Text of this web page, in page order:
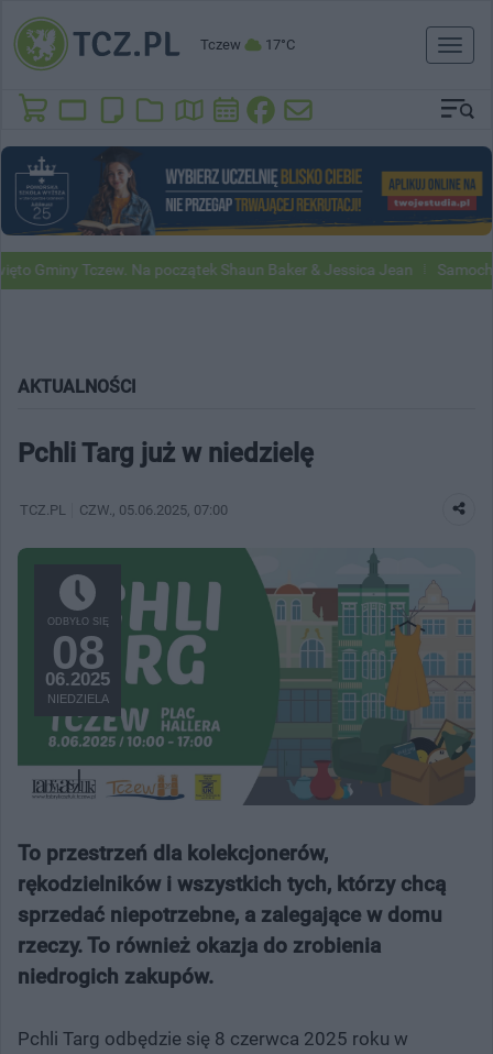
Tczew 17°C
Toggle
Gminy Tczew. Na początek Shaun Baker & Jessica Jean
AKTUALNOŚCI
Pchli Targ już w niedzielę
TCZ.PL CZW. , 05.06.2025, 07:00
ODBYŁO SIĘ
08
06.2025
NIEDZIELA
To przestrzeń dla kolekcjonerów,
rękodzielników i wszystkich tych, którzy chcą
sprzedać niepotrzebne, a zalegające w domu
rzeczy. To również okazja do zrobienia
niedrogich zakupów.
Pchli Targ odbędzie się 8 czerwca 2025 roku w